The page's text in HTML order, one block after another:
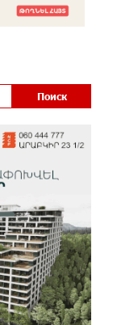
Эрдогана,
сам
7 дней назад
8 дней назад
на Seaside
представил